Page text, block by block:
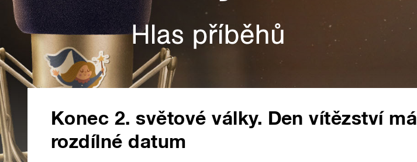
Konec 2. světové války. Den vítězství má
rozdílné datum